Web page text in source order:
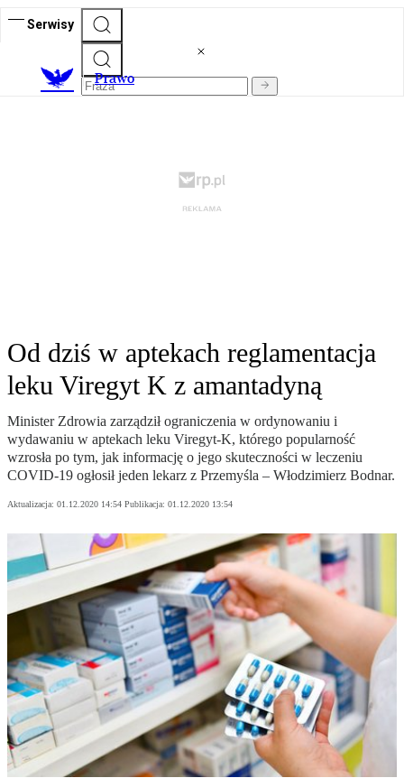
Serwisy
Prawo
Od dziś w aptekach reglamentacja
leku Viregyt K z amantadyną
Minister Zdrowia zarządził ograniczenia w ordynowaniu i
wydawaniu w aptekach leku Viregyt-K, którego popularność
wzrosła po tym, jak informację o jego skuteczności w leczeniu
COVID-19 ogłosił jeden lekarz z Przemyśla – Włodzimierz Bodnar.
Aktualizacja: 01.12.2020 14:54 Publikacja: 01.12.2020 13:54